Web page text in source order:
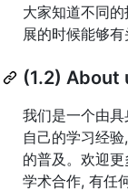
大家知道不同
展的时候能够有
(1.2) About
我们是一个由
自己的学习经
的普及。欢迎更
学术合作, 有任